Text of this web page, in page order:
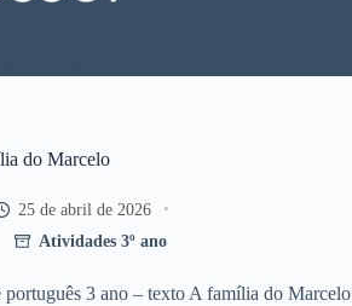
do Marcelo
25 de abril de 2026
Atividades 3º ano
3 ano – texto A família do Marcelo